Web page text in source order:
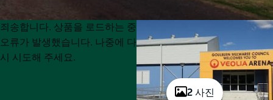
2 사진
Product
List
Product
List
죄송합니다. 상품을 로드하는 중
오류가 발생했습니다. 나중에 다
시 시도해 주세요.